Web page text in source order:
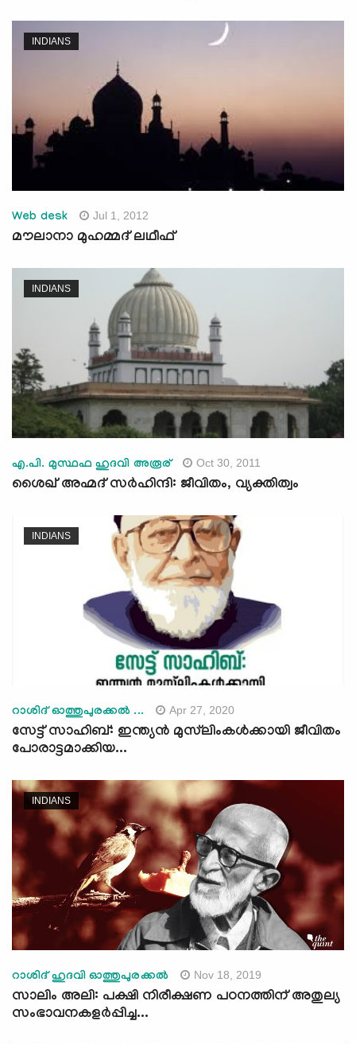
INDIANS
Web desk Jul 1, 2012
മൗലാനാ മുഹമ്മദ് ലഥീഫ്
INDIANS
എ.പി. മുസ്ഥഫ ഹുദവി അരൂര് Oct 30, 2011
ശൈഖ് അഹ്മദ് സര്‍ഹിന്ദി: ജീവിതം, വ്യക്തിത്വം
INDIANS
റാശിദ് ഓത്തുപുരക്കല്‍ ... Apr 27, 2020
സേട്ട് സാഹിബ്: ഇന്ത്യൻ മുസ്‌ലിംകൾക്കായി ജീവിതം
പോരാട്ടമാക്കിയ...
INDIANS
റാശിദ് ഹുദവി ഓത്തുപുരക്കല്‍ Nov 18, 2019
സാലിം അലി: പക്ഷി നിരീക്ഷണ പഠനത്തിന് അതുല്യ
സംഭാവനകളർപ്പിച്ച...